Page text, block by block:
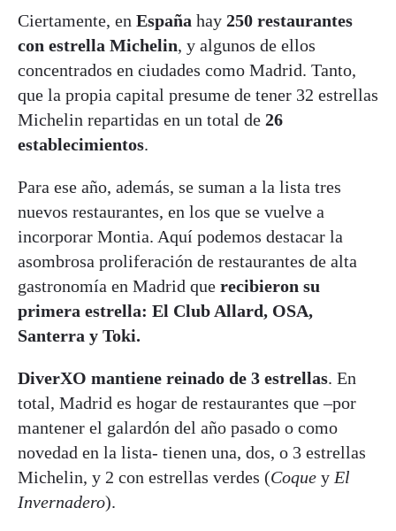
Ciertamente, en España hay 250 restaurantes
con estrella Michelin, y algunos de ellos
concentrados en ciudades como Madrid. Tanto,
que la propia capital presume de tener 32 estrellas
Michelin repartidas en un total de 26
establecimientos.
Para ese año, además, se suman a la lista tres
nuevos restaurantes, en los que se vuelve a
incorporar Montia. Aquí podemos destacar la
asombrosa proliferación de restaurantes de alta
gastronomía en Madrid que recibieron su
primera estrella: El Club Allard, OSA,
Santerra y Toki.
DiverXO mantiene reinado de 3 estrellas. En
total, Madrid es hogar de restaurantes que –por
mantener el galardón del año pasado o como
novedad en la lista- tienen una, dos, o 3 estrellas
Michelin, y 2 con estrellas verdes (Coque y El
Invernadero).